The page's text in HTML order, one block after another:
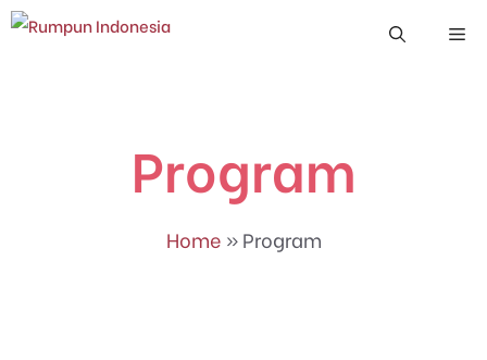
Skip
Program
Home »Program